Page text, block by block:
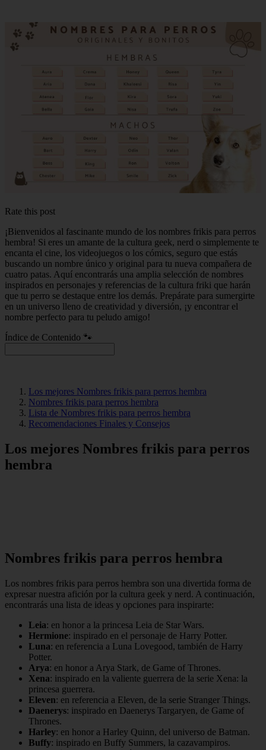
Rate this post
¡Bienvenidos al fascinante mundo de los nombres frikis para perros
hembra! Si eres un amante de la cultura geek, nerd o simplemente te
encanta el cine, los videojuegos o los cómics, seguro que estás
buscando un nombre único y original para tu nueva compañera de
cuatro patas. Aquí encontrarás una amplia selección de nombres
inspirados en personajes y referencias de la cultura friki que harán
que tu perro se destaque entre los demás. Prepárate para sumergirte
en un universo lleno de creatividad y diversión, ¡y encontrar el
nombre perfecto para tu peludo amigo!
Índice de Contenido 🐾
Los mejores Nombres frikis para perros hembra
Nombres frikis para perros hembra
Lista de Nombres frikis para perros hembra
Recomendaciones Finales y Consejos
Los mejores Nombres frikis para perros
hembra
Nombres frikis para perros hembra
Los nombres frikis para perros hembra son una divertida forma de
expresar nuestra afición por la cultura geek y nerd. A continuación,
encontrarás una lista de ideas y opciones para inspirarte:
Leia: en honor a la princesa Leia de Star Wars.
Hermione: inspirado en el personaje de Harry Potter.
Luna: en referencia a Luna Lovegood, también de Harry
Potter.
Arya: en honor a Arya Stark, de Game of Thrones.
Xena: inspirado en la valiente guerrera de la serie Xena: la
princesa guerrera.
Eleven: en referencia a Eleven, de la serie Stranger Things.
Daenerys: inspirado en Daenerys Targaryen, de Game of
Thrones.
Harley: en honor a Harley Quinn, del universo de Batman.
Buffy: inspirado en Buffy Summers, la cazavampiros.